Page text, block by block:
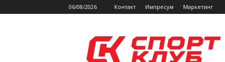
06/08/2026 Контакт Импресум Маркетинг